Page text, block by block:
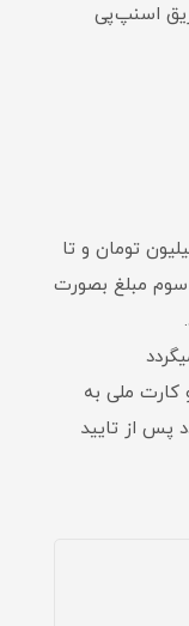
از طریق اسنپ‌پی
تومان و تا
سوم مبلغ بصورت
ملی به
ارسال گردد پس از تایید